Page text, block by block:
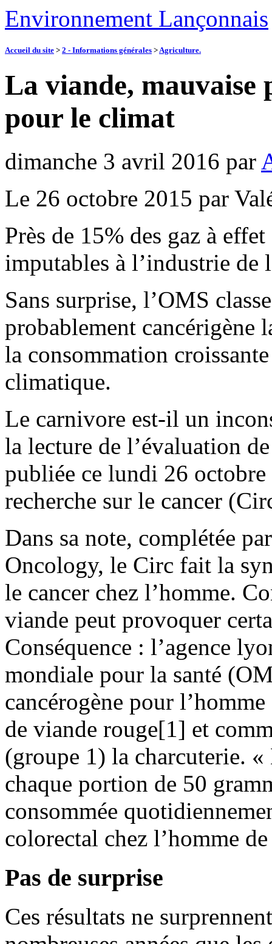
Environnement Lançonnais
Accueil du site > 2 - Informations générales >Agriculture.
La viande, mauvaise
pour le climat
dimanche 3 avril 2016 par
Le 26 octobre 2015 par
Près de 15% des gaz à
imputables à l’industrie de
Sans surprise, l’OMS
probablement cancérigène
la consommation
climatique.
Le carnivore est-il un
la lecture de l’évaluation
publiée ce lundi 26
recherche sur le cancer
Dans sa note, complétée
Oncology, le Circ fait la
le cancer chez l’homme.
viande peut provoquer
Conséquence : l’agence
mondiale pour la santé
cancérogène pour
de viande rouge[1] et
(groupe 1) la charcuterie.
chaque portion de 50
consommée
colorectal chez l’homme
Pas de surprise
Ces résultats ne